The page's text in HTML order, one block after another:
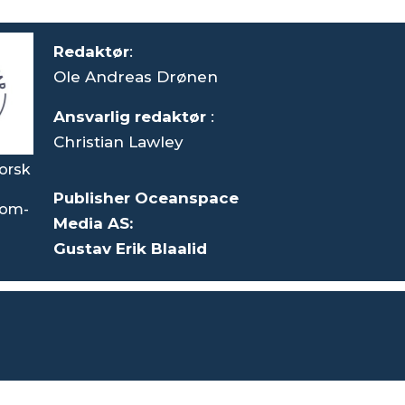
Redaktør:
Ole Andreas Drønen
Ansvarlig redaktør :
Christian Lawley
Publisher Oceanspace
Media AS:
Gustav Erik Blaalid